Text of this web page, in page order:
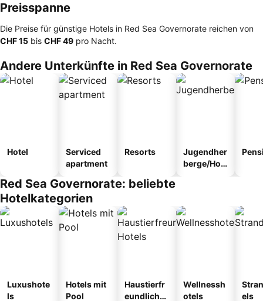
Preisspanne
Die Preise für günstige Hotels in Red Sea Governorate reichen von
‎CHF 15 bis ‎CHF 49 pro Nacht.
Andere Unterkünfte in Red Sea Governorate
Hotel
Serviced
apartment
Resorts
Jugendher
berge/Hos
Red Sea Governorate: beliebte
Hotelkategorien
Luxushote
ls
Hotels mit
Pool
Haustierfr
eundliche
Wellnessh
otels
els